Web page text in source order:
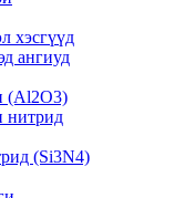
хэсгүүд
ангиуд
(Al2O3)
нитрид
(Si3N4)